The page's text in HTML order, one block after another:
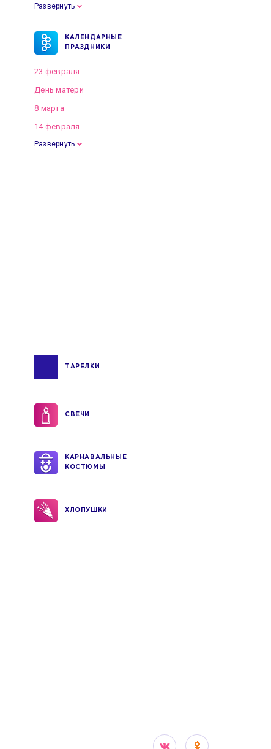
Развернуть
КАЛЕНДАРНЫЕ
ПРАЗДНИКИ
23 февраля
День матери
8 марта
14 февраля
Развернуть
ТАРЕЛКИ
СВЕЧИ
КАРНАВАЛЬНЫЕ
КОСТЮМЫ
ХЛОПУШКИ